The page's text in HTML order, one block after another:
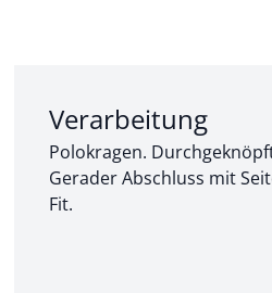
Abschnitt 2 von 3:
Verarbeitung
Polokragen.
Gerader Abschluss mit
Fit.